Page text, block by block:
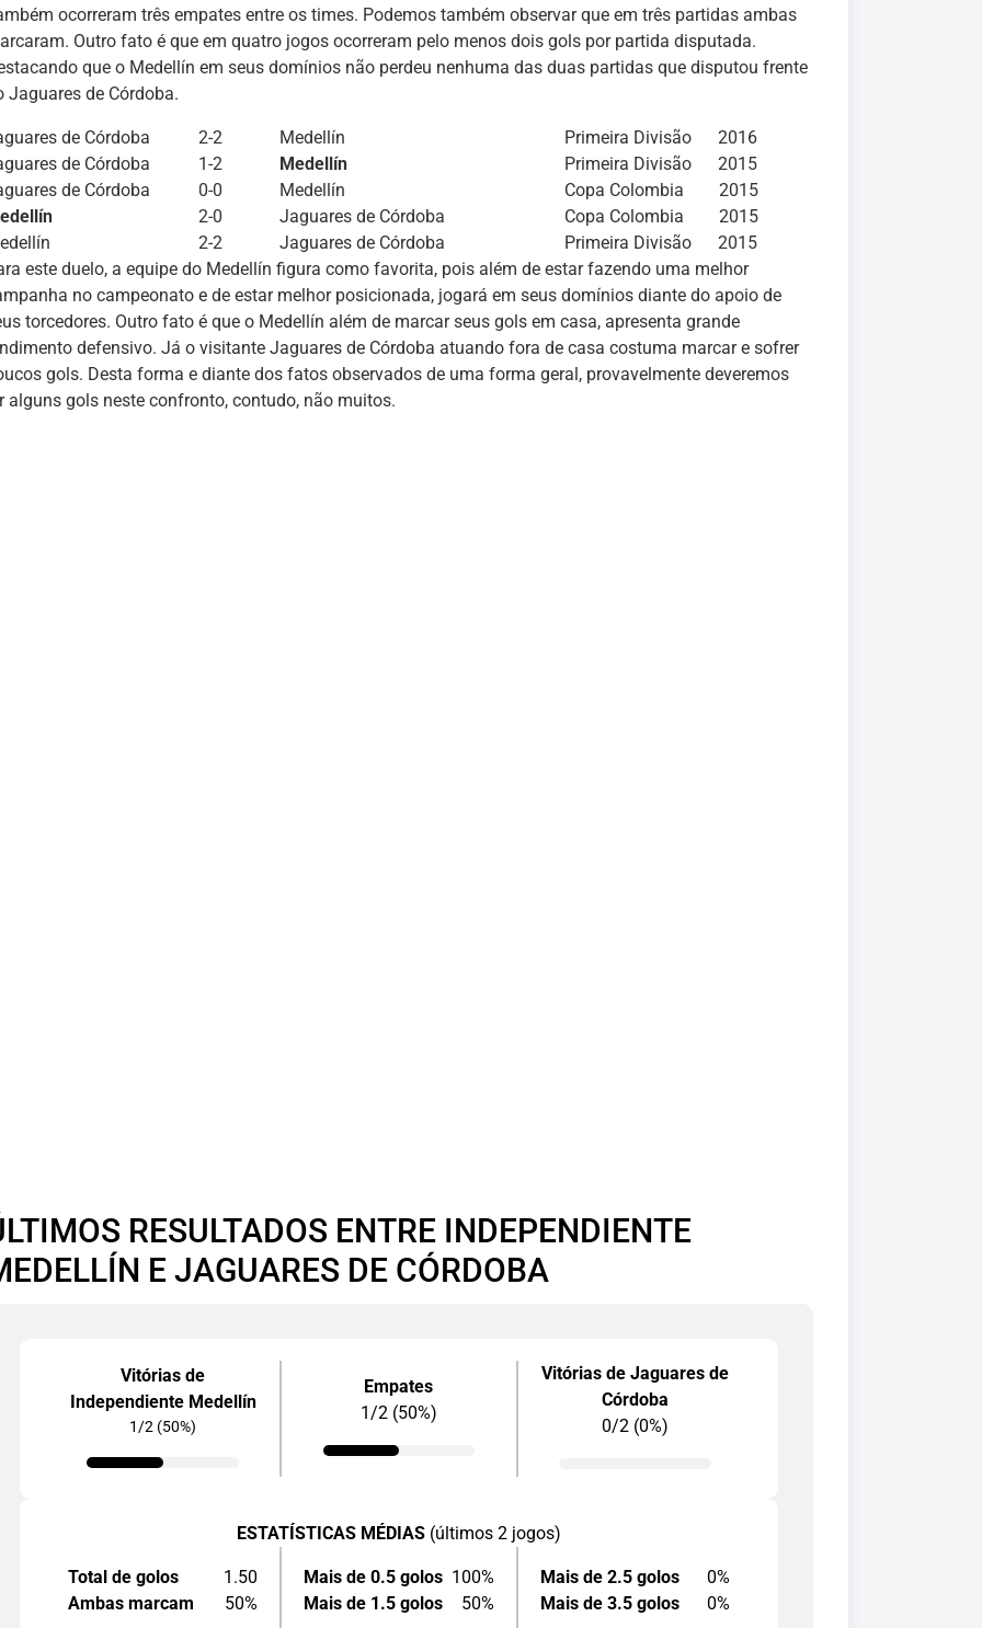
ocorreram três empates entre os times. Podemos também observar que em três partidas ambas
Outro fato é que em quatro jogos ocorreram pelo menos dois gols por partida disputada.
que o Medellín em seus domínios não perdeu nenhuma das duas partidas que disputou frente
Jaguares de Córdoba.
de Córdoba 2-2 Medellín
Primeira Divisão 2016
de Córdoba
1-2 Medellín
Primeira Divisão 2015
de Córdoba
0-0 Medellín
Copa Colombia 2015
2-0 Jaguares de Córdoba
Copa Colombia 2015
2-2 Jaguares de Córdoba
Primeira Divisão 2015
este duelo, a equipe do Medellín figura como favorita, pois além de estar fazendo uma melhor
no campeonato e de estar melhor posicionada, jogará em seus domínios diante do apoio de
torcedores. Outro fato é que o Medellín além de marcar seus gols em casa, apresenta grande
defensivo. Já o visitante Jaguares de Córdoba atuando fora de casa costuma marcar e sofrer
gols. Desta forma e diante dos fatos observados de uma forma geral, provavelmente deveremos
alguns gols neste confronto, contudo, não muitos.
RESULTADOS ENTRE INDEPENDIENTE
E JAGUARES DE CÓRDOBA
Vitórias de
Independiente Medellín
1/2 (50%)
Empates
1/2 (50%)
Vitórias de Jaguares de
Córdoba
0/2 (0%)
ESTATÍSTICAS MÉDIAS (últimos 2 jogos)
Total de golos
1.50
Ambas marcam
50%
Mais de 0.5 golos 100%
Mais de 1.5 golos
50%
Mais de 2.5 golos
0%
Mais de 3.5 golos
0%